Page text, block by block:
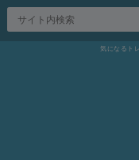
気になるト